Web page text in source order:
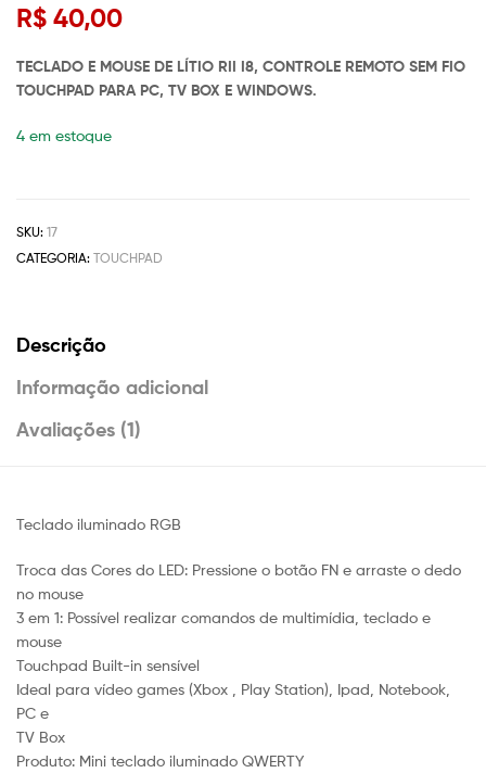
como 5.00
cliente
R$ 40,00
TECLADO E MOUSE DE LÍTIO RII I8, CONTROLE REMOTO SEM FIO
TOUCHPAD PARA PC, TV BOX E WINDOWS.
4 em estoque
SKU: 17
CATEGORIA: TOUCHPAD
Descrição
Informação adicional
Avaliações (1)
Teclado iluminado RGB
Troca das Cores do LED: Pressione o botão FN e arraste o dedo
no mouse
3 em 1: Possível realizar comandos de multimídia, teclado e
mouse
Touchpad Built-in sensível
Ideal para vídeo games (Xbox , Play Station), Ipad, Notebook,
PC e
TV Box
Produto: Mini teclado iluminado QWERTY